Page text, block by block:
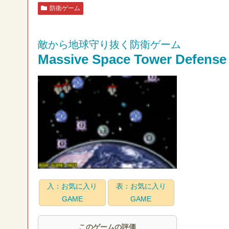
防衛ゲーム
敵から地球守り抜く防衛ゲーム
Massive Space Tower Defense
入：お気に入り
GAME
表：お気に入り
GAME
このゲームの評価